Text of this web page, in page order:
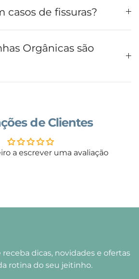
casos de fissuras?
Orgânicas são
de Clientes
a escrever uma avaliação
dicas, novidades e ofertas
rotina do seu jeitinho.